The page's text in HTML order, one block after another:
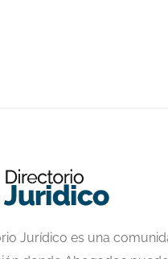
Jurídico es una